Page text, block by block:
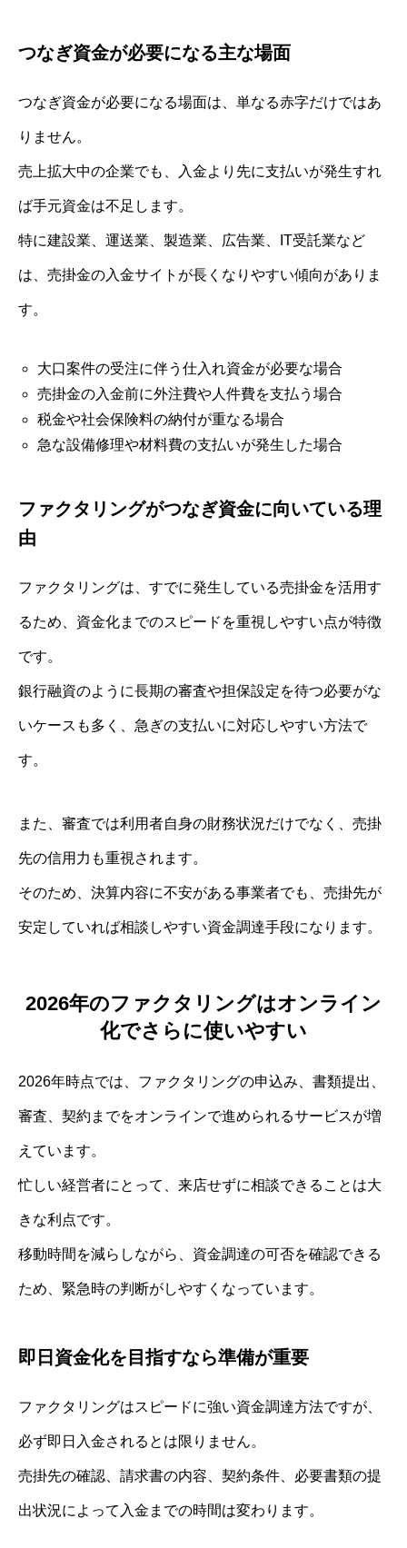
つなぎ資金が必要になる主な場面
つなぎ資金が必要になる場面は、単なる赤字だけではあ
りません。
売上拡大中の企業でも、入金より先に支払いが発生すれ
ば手元資金は不足します。
特に建設業、運送業、製造業、広告業、IT受託業など
は、売掛金の入金サイトが長くなりやすい傾向がありま
す。
大口案件の受注に伴う仕入れ資金が必要な場合
売掛金の入金前に外注費や人件費を支払う場合
税金や社会保険料の納付が重なる場合
急な設備修理や材料費の支払いが発生した場合
ファクタリングがつなぎ資金に向いている理
由
ファクタリングは、すでに発生している売掛金を活用す
るため、資金化までのスピードを重視しやすい点が特徴
です。
銀行融資のように長期の審査や担保設定を待つ必要がな
いケースも多く、急ぎの支払いに対応しやすい方法で
す。
また、審査では利用者自身の財務状況だけでなく、売掛
先の信用力も重視されます。
そのため、決算内容に不安がある事業者でも、売掛先が
安定していれば相談しやすい資金調達手段になります。
2026年のファクタリングはオンライン
化でさらに使いやすい
2026年時点では、ファクタリングの申込み、書類提出、
審査、契約までをオンラインで進められるサービスが増
えています。
忙しい経営者にとって、来店せずに相談できることは大
きな利点です。
移動時間を減らしながら、資金調達の可否を確認できる
ため、緊急時の判断がしやすくなっています。
即日資金化を目指すなら準備が重要
ファクタリングはスピードに強い資金調達方法ですが、
必ず即日入金されるとは限りません。
売掛先の確認、請求書の内容、契約条件、必要書類の提
出状況によって入金までの時間は変わります。